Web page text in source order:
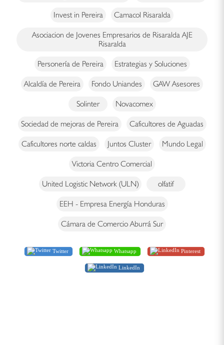
Invest in Pereira Camacol Risaralda
Asociacion de Jovenes Empresarios de Risaralda AJE
Risaralda
Personería de Pereira Estrategias y Soluciones
Alcaldía de Pereira Fondo Uniandes GAW Asesores
Solinter Novacomex
Sociedad de mejoras de Pereira Caficultores de Aguadas
Caficultores norte caldas Juntos Cluster Mundo Legal
Victoria Centro Comercial
United Logistic Network (ULN) olfatif
EEH - Empresa Energía Honduras
Cámara de Comercio Aburrá Sur
Twitter Whatsapp Pinterest
LinkedIn